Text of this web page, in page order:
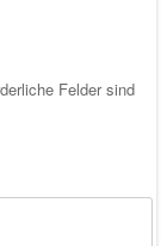
Felder sind